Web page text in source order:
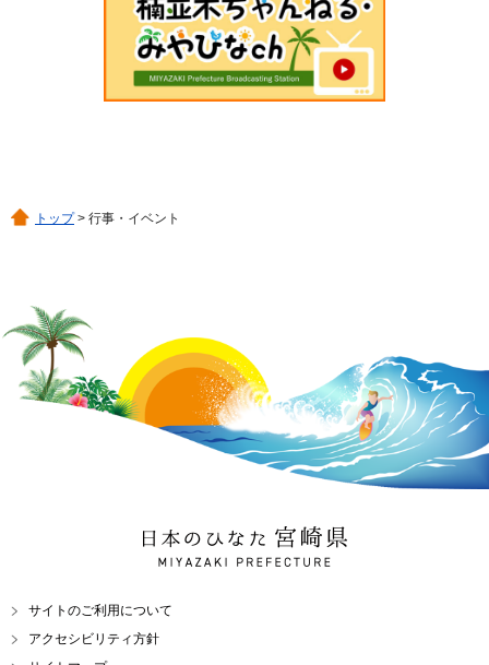
トップ> 行事・イベント
日本のひなた 宮崎県
MIYAZAKI PREFECTURE
サイトのご利用について
アクセシビリティ方針